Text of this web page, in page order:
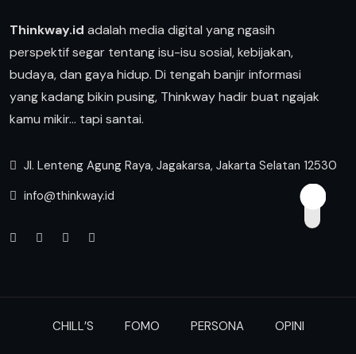
Thinkway.id adalah media digital yang ngasih
perspektif segar tentang isu-isu sosial, kebijakan,
budaya, dan gaya hidup. Di tengah banjir informasi
yang kadang bikin pusing, Thinkway hadir buat ngajak
kamu mikir… tapi santai.
Jl. Lenteng Agung Raya, Jagakarsa, Jakarta Selatan 12530
info@thinkway.id
CHILL’S FOMO PERSONA OPINI